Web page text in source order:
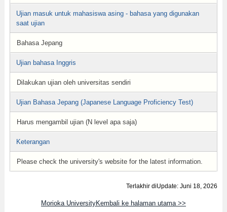
Ujian masuk untuk mahasiswa asing - bahasa yang digunakan
saat ujian
Bahasa Jepang
Ujian bahasa Inggris
Dilakukan ujian oleh universitas sendiri
Ujian Bahasa Jepang (Japanese Language Proficiency Test)
Harus mengambil ujian (N level apa saja)
Keterangan
Please check the university's website for the latest information.
Terlakhir diUpdate: Juni 18, 2026
Morioka UniversityKembali ke halaman utama >>